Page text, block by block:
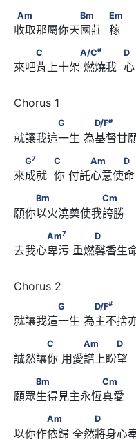
Am　　　　　　Bm　　
Am Bm Em
收取那屬你天國莊  稼
C　　　　A/C
C A/C# D
來吧背上十架 燃燒我  心
G　　      　D/F
Dm
G D/F#
就讓我這一生 為基督甘
G7 C　      　
G7 C Am D
來成就  你 付託心意使命
Bm　　　　　　Cm
Bm Cm
願你以火澆奠使我誇勝
Am7 D　　
Am7 D
去我心卑污 重燃馨香生
G　　      　D/F
Dm
G D/F#
就讓我這一生 為主不捨
C　      　　Am　
C Am D
誠然讓你 用愛譜上盼望
Bm　　　　　　Cm
Bm Cm
願眾生得見主永恆真愛
Am　　      　　D
Am D
以你作依歸 全然將身心